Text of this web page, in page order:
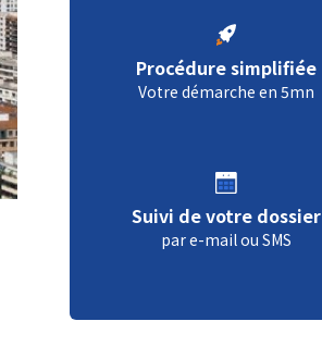
Procédure simplifiée
Votre démarche en 5mn
Suivi de votre dossier
par e-mail ou SMS